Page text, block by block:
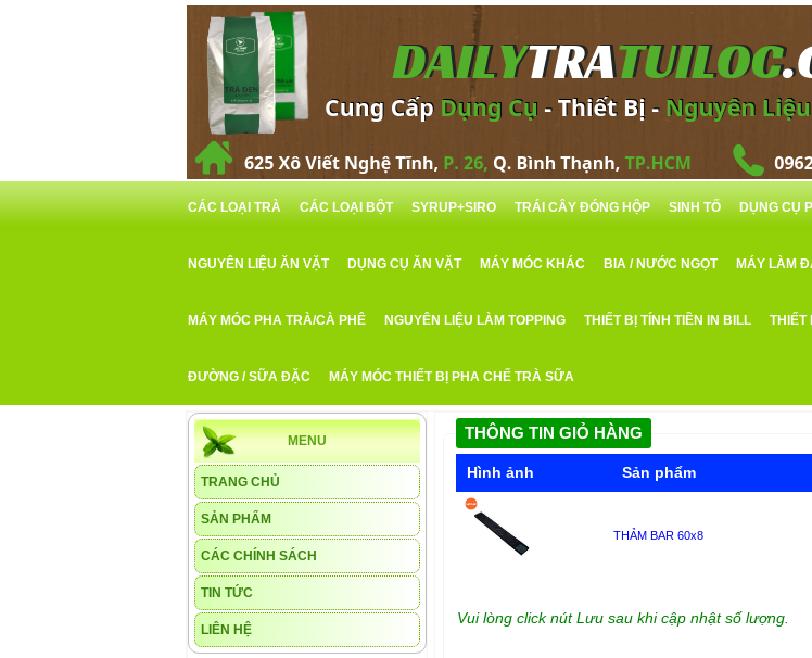
CÁC LOẠI TRÀ CÁC LOẠI BỘT SYRUP+SIRO TRÁI CÂY ĐÓNG HỘP SINH TỐ DỤNG CỤ
NGUYÊN LIỆU ĂN VẶT DỤNG CỤ ĂN VẶT MÁY MÓC KHÁC BIA / NƯỚC NGỌT MÁY LÀM
MÁY MÓC PHA TRÀ/CÀ PHÊ NGUYÊN LIỆU LÀM TOPPING THIẾT BỊ TÍNH TIỀN IN BILL THIẾT
ĐƯỜNG / SỮA ĐẶC MÁY MÓC THIẾT BỊ PHA CHẾ TRÀ SỮA
THÔNG TIN GIỎ HÀNG
Hình ảnh Sản phẩm
THẢM BAR 60x8
Vui lòng click nút Lưu sau khi cập nhật số lượng.
MENU
TRANG CHỦ
SẢN PHẨM
CÁC CHÍNH SÁCH
TIN TỨC
LIÊN HỆ